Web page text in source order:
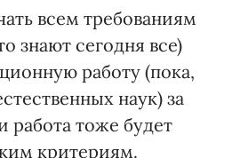
всем требованиям
знают сегодня все)
работу (пока,
наук) за
работа тоже будет
критериям.